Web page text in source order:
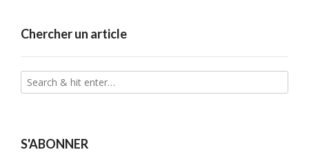
Chercher un article
S'ABONNER